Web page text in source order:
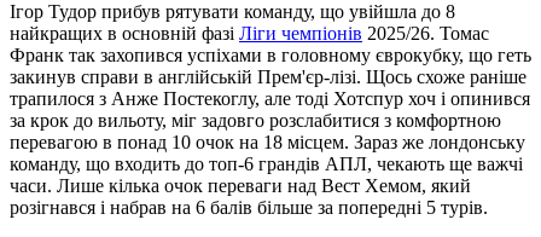
Ігор Тудор прибув рятувати команду, що увійшла до 8
найкращих в основній фазі Ліги чемпіонів 2025/26. Томас
Франк так захопився успіхами в головному єврокубку, що геть
закинув справи в англійській Прем'єр-лізі. Щось схоже раніше
трапилося з Анже Постекоглу, але тоді Хотспур хоч і опинився
за крок до вильоту, міг задовго розслабитися з комфортною
перевагою в понад 10 очок на 18 місцем. Зараз же лондонську
команду, що входить до топ-6 грандів АПЛ, чекають ще важчі
часи. Лише кілька очок переваги над Вест Хемом, який
розігнався і набрав на 6 балів більше за попередні 5 турів.